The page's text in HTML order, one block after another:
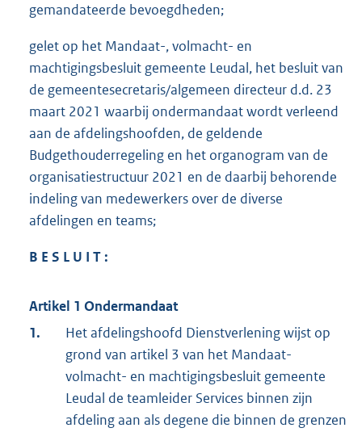
gemandateerde bevoegdheden;
gelet op het Mandaat-, volmacht- en
machtigingsbesluit gemeente Leudal, het besluit van
de gemeentesecretaris/algemeen directeur d.d. 23
maart 2021 waarbij ondermandaat wordt verleend
aan de afdelingshoofden, de geldende
Budgethouderregeling en het organogram van de
organisatiestructuur 2021 en de daarbij behorende
indeling van medewerkers over de diverse
afdelingen en teams;
B E S L U I T :
Artikel 1 Ondermandaat
1.
Het afdelingshoofd Dienstverlening wijst op
grond van artikel 3 van het Mandaat-
volmacht- en machtigingsbesluit gemeente
Leudal de teamleider Services binnen zijn
afdeling aan als degene die binnen de grenzen